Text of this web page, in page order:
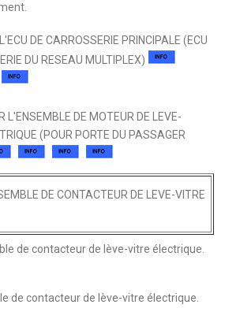
DE CARROSSERIE PRINCIPALE (ECU
DU RESEAU MULTIPLEX)
L'ENSEMBLE DE MOTEUR DE LEVE-
(POUR PORTE DU PASSAGER
DE CONTACTEUR DE LEVE-VITRE
de contacteur de lève-vitre électrique.
de contacteur de lève-vitre électrique.